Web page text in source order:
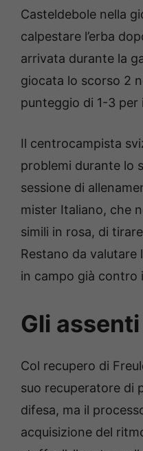
Casteldebole nella
calpestare l’erba
arrivata durante la
giocata lo scorso 2
punteggio di 1-3 per
Il centrocampista
problemi durante lo
sessione di
mister Italiano, che
simili in rosa, di
Restano da valutare
in campo già contro
Gli
Col recupero di
suo recuperatore di
difesa, ma il
acquisizione del